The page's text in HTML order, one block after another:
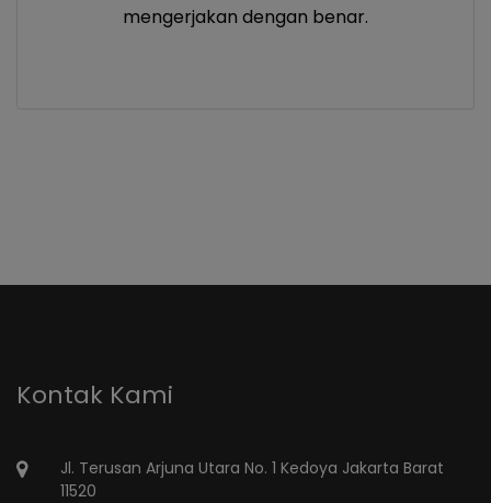
mengerjakan dengan benar.
Kontak Kami
Jl. Terusan Arjuna Utara No. 1 Kedoya Jakarta Barat
11520